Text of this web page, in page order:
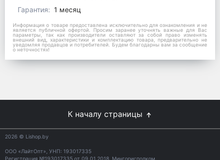
Гарантия: 1 месяц
Информация о товаре предоставлена исключительно для ознакомления и не
является публичной офертой. Просим заранее уточнять важные для Вас
параметры, так как производители оставляют за собой право изменять
внешний вид, характеристики и комплектацию товара, предварительно не
уведомляя продавцов и потребителей. Будем благодарны вам за сообщение
о неточностях!
К началу страницы
2026 © Lishop.by
ООО «ЛайтОпт», УНП: 193017335